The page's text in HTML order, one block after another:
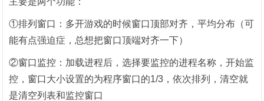
①排列窗口：多开游戏的时候窗口顶部对齐，平均分布（可
能有点强迫症，总想把窗口顶端对齐一下）
②窗口监控：加载进程后，选择要监控的进程名称，开始监
控，窗口大小设置的为程序窗口的1/3，依次排列，清空就
是清空列表和监控窗口